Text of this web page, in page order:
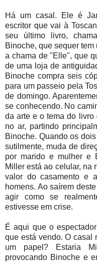
Há um casal. Ele é
escritor que vai à
seu último livro,
Binoche, que sequer
a chama de "Elle", que
de uma loja de
Binoche compra seis
para um passeio pela
de domingo.
se conhecendo. No
da arte e o tema do livro
no ar, partindo
Binoche. Quando os
sutilmente, muda de
por marido e mulher e
Miller está ao celular, na
valor do casamento e
homens. Ao saírem
agir como se
estivesse em crise.
É aqui que o
que está vendo. O casal
um papel? Estaria
provocando Binoche e